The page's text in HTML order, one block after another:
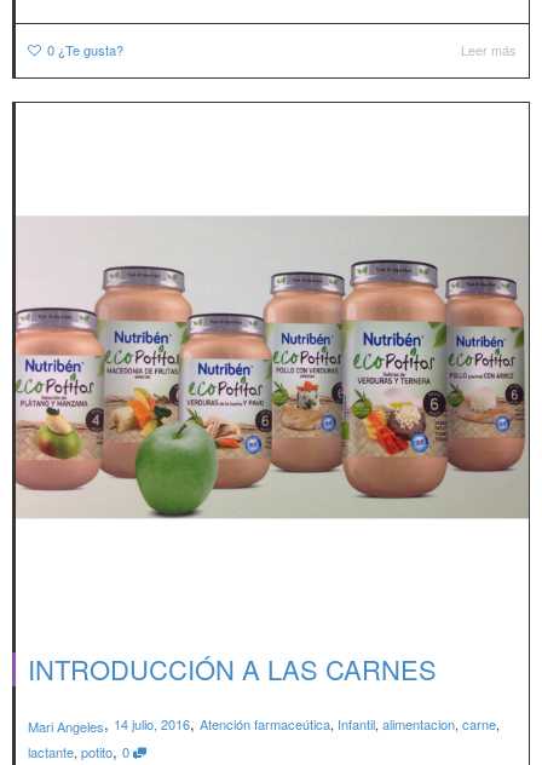
0 ¿Te gusta? Leer más
INTRODUCCIÓN A LAS CARNES
Mari Angeles, 14 julio, 2016, Atención farmaceútica, Infantil, alimentacion, carne,
lactante, potito, 0